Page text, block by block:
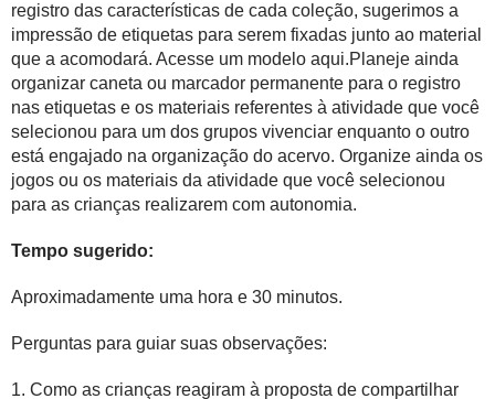
registro das características de cada coleção, sugerimos a
impressão de etiquetas para serem fixadas junto ao material
que a acomodará. Acesse um modelo aqui.Planeje ainda
organizar caneta ou marcador permanente para o registro
nas etiquetas e os materiais referentes à atividade que você
selecionou para um dos grupos vivenciar enquanto o outro
está engajado na organização do acervo. Organize ainda os
jogos ou os materiais da atividade que você selecionou
para as crianças realizarem com autonomia.
Tempo sugerido:
Aproximadamente uma hora e 30 minutos.
Perguntas para guiar suas observações:
1. Como as crianças reagiram à proposta de compartilhar